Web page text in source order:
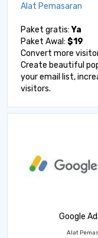
Alat Pemasaran
Paket gratis:Ya
Paket Awal: $19
Convert more
Create beautiful
your email list,
visitors.
Google
Alat